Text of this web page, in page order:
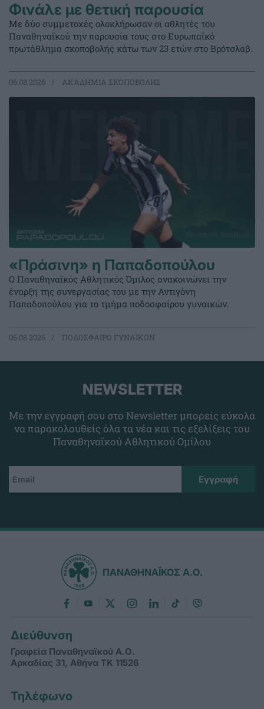
Φινάλε με θετική παρουσία
Με δύο συμμετοχές ολοκλήρωσαν οι αθλητές του
Παναθηναϊκού την παρουσία τους στο Ευρωπαϊκό
πρωτάθλημα σκοποβολής κάτω των 23 ετών στο Βρότσλαβ.
06.08.2026 ΑΚΑΔΗΜΙΑ ΣΚΟΠΟΒΟΛΗΣ
«Πράσινη» η Παπαδοπούλου
Ο Παναθηναϊκός Αθλητικός Όμιλος ανακοινώνει την
έναρξη της συνεργασίας του με την Αντιγόνη
Παπαδοπούλου για το τμήμα ποδοσφαίρου γυναικών.
06.08.2026 ΠΟΔΟΣΦΑΙΡΟ ΓΥΝΑΙΚΩΝ
NEWSLETTER
Με την εγγραφή σου στο Newsletter μπορείς εύκολα
να παρακολουθείς όλα τα νέα και τις εξελίξεις του
Παναθηναϊκού Αθλητικού Ομίλου
ΠΑΝΑΘΗΝΑΪΚΟΣ Α.Ο.
Διεύθυνση
Γραφεία Παναθηναϊκού Α.Ο.
Αρκαδίας 31, Αθήνα ΤΚ 11526
Τηλέφωνο